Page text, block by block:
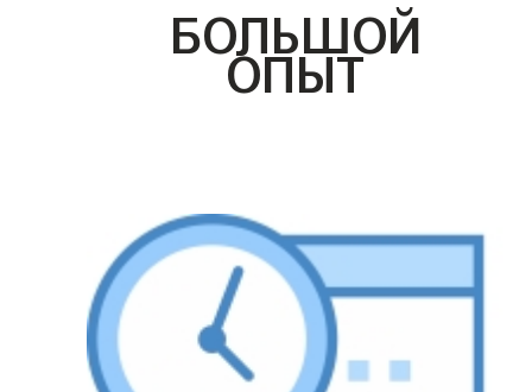
БОЛЬШОЙ
ОПЫТ